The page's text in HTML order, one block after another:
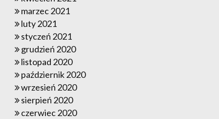
marzec 2021
luty 2021
styczeń 2021
grudzień 2020
listopad 2020
październik 2020
wrzesień 2020
sierpień 2020
czerwiec 2020